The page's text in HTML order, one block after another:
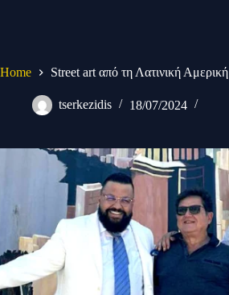
Home Street art από τη Λατινική Αμερική
tserkezidis 18/07/2024